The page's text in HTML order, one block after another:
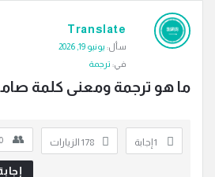
دليل
الترجمة
أسئلة
Translate
سأل: يونيو 19, 2026
في: ترجمة
ما هو ترجمة ومعنى كلمة
‫1 إجابة 178 الزيارات 0